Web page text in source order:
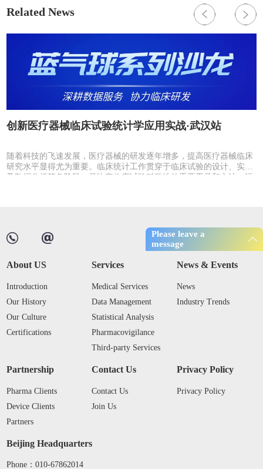
Please leave a
message
Related News
创新医疗器械临床试验统计学应用实战·武汉站
随着科技的飞速发展，医疗器械的研发逐年增多，提高医疗器械临床
研究水平显得尤为重要。临床统计工作贯穿于临床试验的设计、实施
及数据分析等各阶段，是决定临床试验科学性的重要工具和方法。运
About US
Introduction
Our History
Our Culture
Certifications
Services
Medical Services
Data Management
Statistical Analysis
Pharmacovigilance
Third-party Services
News & Events
News
Industry Trends
Partnership
Pharma Clients
Device Clients
Partners
Contact Us
Contact Us
Join Us
Privacy Policy
Privacy Policy
Beijing Headquarters
Phone：010-67862014